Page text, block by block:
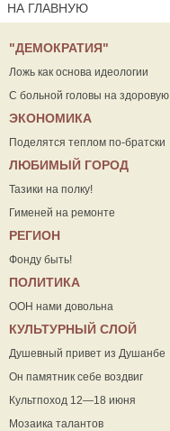
НА ГЛАВНУЮ
"ДЕМОКРАТИЯ"
Ложь как основа идеологии
С больной головы на здоровую
ЭКОНОМИКА
Поделятся теплом по-братски
ЛЮБИМЫЙ ГОРОД
Тазики на полку!
Гименей на ремонте
РЕГИОН
Фонду быть!
ПОЛИТИКА
ООН нами довольна
КУЛЬТУРНЫЙ СЛОЙ
Душевный привет из Душанбе
Он памятник себе воздвиг
Культпоход 12—18 июня
Мозаика талантов